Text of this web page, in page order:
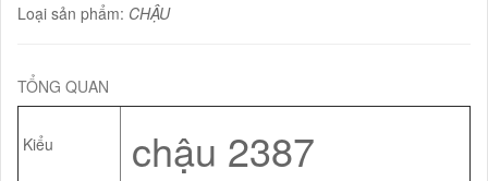
Loại sản phẩm: CHẬU
TỔNG QUAN
Kiểu chậu 2387